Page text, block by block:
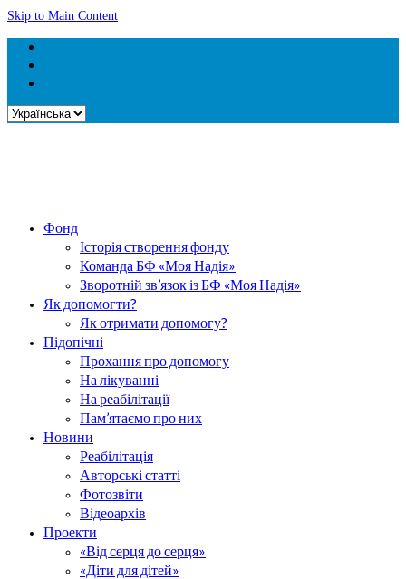
Skip to Main Content
Вибрати
Фонд
Історія створення фонду
Команда БФ «Моя Надія»
Зворотній зв’язок із БФ «Моя Надія»
Як допомогти?
Як отримати допомогу?
Підопічні
Прохання про допомогу
На лікуванні
На реабілітації
Пам’ятаємо про них
Новини
Реабілітація
Авторські статті
Фотозвіти
Відеоархів
Проекти
«Від серця до серця»
«Діти для дітей»